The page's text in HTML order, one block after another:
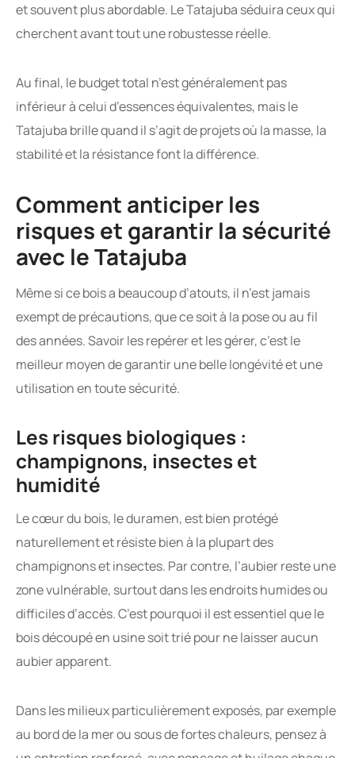
et souvent plus abordable. Le Tatajuba séduira ceux qui
cherchent avant tout une robustesse réelle.
Au final, le budget total n’est généralement pas
inférieur à celui d’essences équivalentes, mais le
Tatajuba brille quand il s’agit de projets où la masse, la
stabilité et la résistance font la différence.
Comment anticiper les
risques et garantir la sécurité
avec le Tatajuba
Même si ce bois a beaucoup d’atouts, il n’est jamais
exempt de précautions, que ce soit à la pose ou au fil
des années. Savoir les repérer et les gérer, c’est le
meilleur moyen de garantir une belle longévité et une
utilisation en toute sécurité.
Les risques biologiques :
champignons, insectes et
humidité
Le cœur du bois, le duramen, est bien protégé
naturellement et résiste bien à la plupart des
champignons et insectes. Par contre, l’aubier reste une
zone vulnérable, surtout dans les endroits humides ou
difficiles d’accès. C’est pourquoi il est essentiel que le
bois découpé en usine soit trié pour ne laisser aucun
aubier apparent.
Dans les milieux particulièrement exposés, par exemple
au bord de la mer ou sous de fortes chaleurs, pensez à